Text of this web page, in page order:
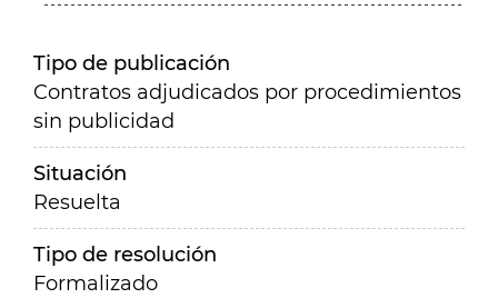
Tipo de publicación
Contratos adjudicados por procedimientos
sin publicidad
Situación
Resuelta
Tipo de resolución
Formalizado